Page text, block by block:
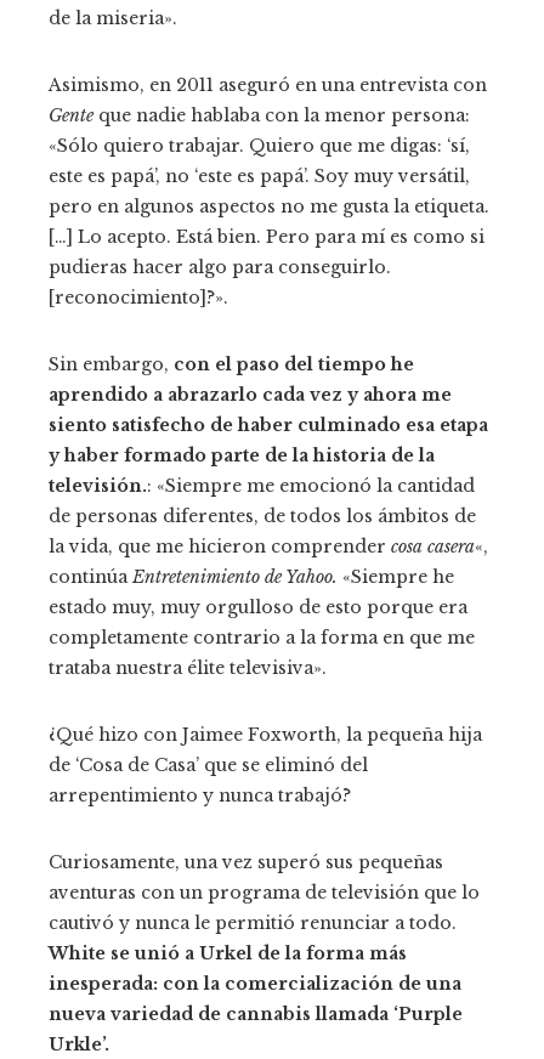
de la miseria».
Asimismo, en 2011 aseguró en una entrevista con
Gente que nadie hablaba con la menor persona:
«Sólo quiero trabajar. Quiero que me digas: ‘sí,
este es papá’, no ‘este es papá’. Soy muy versátil,
pero en algunos aspectos no me gusta la etiqueta.
[…] Lo acepto. Está bien. Pero para mí es como si
pudieras hacer algo para conseguirlo.
[reconocimiento]?».
Sin embargo, con el paso del tiempo he
aprendido a abrazarlo cada vez y ahora me
siento satisfecho de haber culminado esa etapa
y haber formado parte de la historia de la
televisión.: «Siempre me emocionó la cantidad
de personas diferentes, de todos los ámbitos de
la vida, que me hicieron comprender cosa casera«,
continúaEntretenimiento de Yahoo. «Siempre he
estado muy, muy orgulloso de esto porque era
completamente contrario a la forma en que me
trataba nuestra élite televisiva».
¿Qué hizo con Jaimee Foxworth, la pequeña hija
de ‘Cosa de Casa’ que se eliminó del
arrepentimiento y nunca trabajó?
Curiosamente, una vez superó sus pequeñas
aventuras con un programa de televisión que lo
cautivó y nunca le permitió renunciar a todo.
White se unió a Urkel de la forma más
inesperada: con la comercialización de una
nueva variedad de cannabis llamada ‘Purple
Urkle’.